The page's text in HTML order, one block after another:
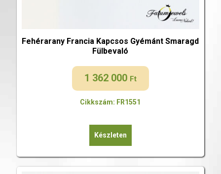
Fehérarany Francia Kapcsos Gyémánt Smaragd
Fülbevaló
1 362 000 Ft
Cikkszám: FR1551
Készleten